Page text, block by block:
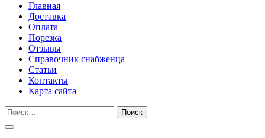
Главная
Доставка
Оплата
Порезка
Отзывы
Справочник снабженца
Статьи
Контакты
Карта сайта